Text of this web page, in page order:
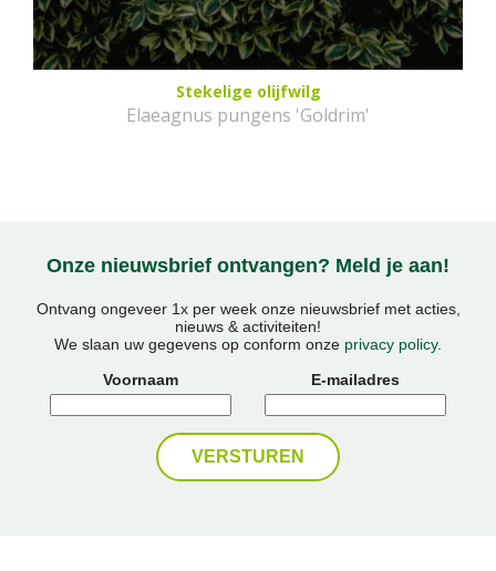
Stekelige olijfwilg
Elaeagnus pungens 'Goldrim'
Onze nieuwsbrief ontvangen? Meld je aan!
Ontvang ongeveer 1x per week onze nieuwsbrief met acties,
nieuws & activiteiten!
We slaan uw gegevens op conform onze privacy policy.
Voornaam
E-mailadres